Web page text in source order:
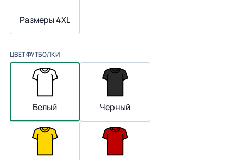
Размеры 4XL
ЦВЕТ ФУТБОЛКИ
Белый Черный